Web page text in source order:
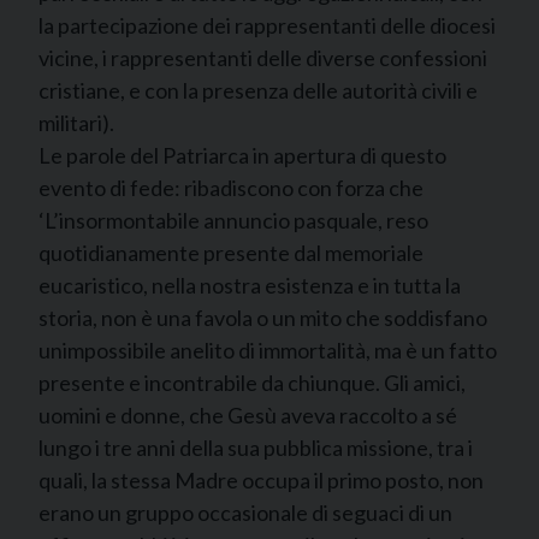
la partecipazione dei rappresentanti delle diocesi
vicine, i rappresentanti delle diverse confessioni
cristiane, e con la presenza delle autorità civili e
militari).
Le parole del Patriarca in apertura di questo
evento di fede: ribadiscono con forza che
‘L’insormontabile annuncio pasquale, reso
quotidianamente presente dal memoriale
eucaristico, nella nostra esistenza e in tutta la
storia, non è una favola o un mito che soddisfano
unimpossibile anelito di immortalità, ma è un fatto
presente e incontrabile da chiunque. Gli amici,
uomini e donne, che Gesù aveva raccolto a sé
lungo i tre anni della sua pubblica missione, tra i
quali, la stessa Madre occupa il primo posto, non
erano un gruppo occasionale di seguaci di un